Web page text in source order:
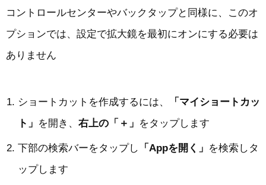
コントロールセンターやバックタップと同様に、このオ
プションでは、設定で拡大鏡を最初にオンにする必要は
ありません
ショートカットを作成するには、
「マイショートカッ
ト」 を開き、 右上の「＋」 をタップします
下部の検索バーをタップし 「Appを開く」 を検索しタ
ップします